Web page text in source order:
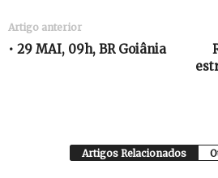
Artigo anterior
• 29 MAI, 09h, BR Goiânia
Artigos Relacionados